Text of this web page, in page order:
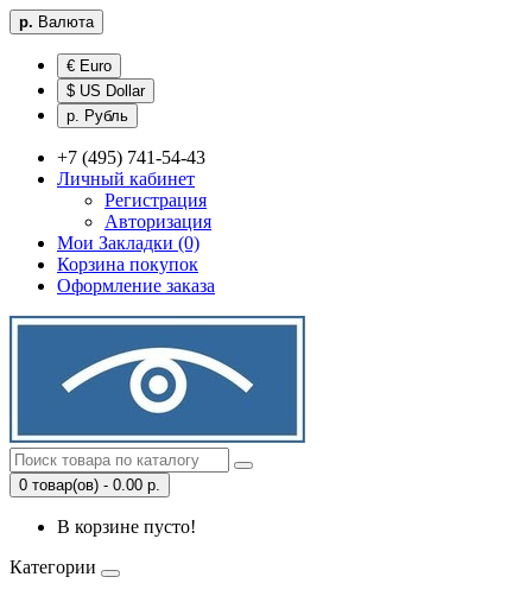
р. Валюта
€ Euro
$ US Dollar
р. Рубль
+7 (495) 741-54-43
Личный кабинет
Регистрация
Авторизация
Мои Закладки (0)
Корзина покупок
Оформление заказа
0 товар(ов) - 0.00 р.
В корзине пусто!
Категории